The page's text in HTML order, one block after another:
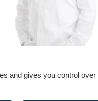
François
and gives you control